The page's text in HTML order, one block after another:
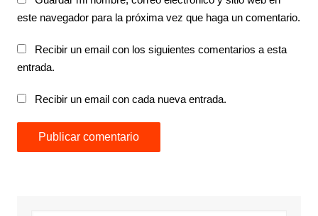
este navegador para la próxima vez que haga un comentario.
Recibir un email con los siguientes comentarios a esta
entrada.
Recibir un email con cada nueva entrada.